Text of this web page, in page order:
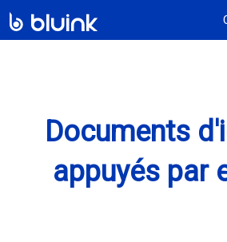
Documents
appuyés par